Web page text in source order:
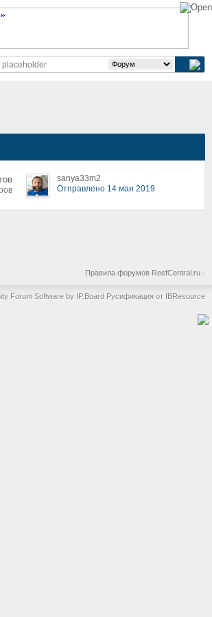
sanya33m2
Отправлено 14 мая 2019
Правила форумов ReefCentral.ru ·
Forum Software by IP.Board Русификация от IBResource